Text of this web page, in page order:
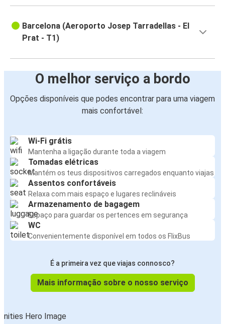
Barcelona (Aeroporto Josep Tarradellas - El
Prat - T1)
O melhor serviço a bordo
Opções disponíveis que podes encontrar para uma viagem
mais confortável:
Wi-Fi grátis
Mantenha a ligação durante toda a viagem
Tomadas elétricas
Mantém os teus dispositivos carregados enquanto viajas
Assentos confortáveis
Relaxa com mais espaço e lugares reclináveis
Armazenamento de bagagem
Espaço para guardar os pertences em segurança
WC
Convenientemente disponível em todos os FlixBus
É a primeira vez que viajas connosco?
Mais informação sobre o nosso serviço